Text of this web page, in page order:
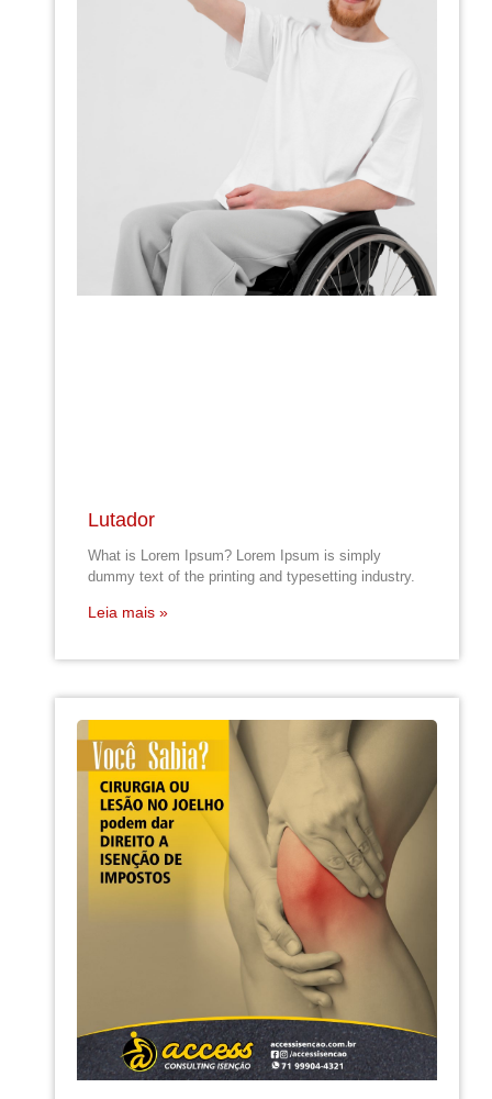
Lutador
What is Lorem Ipsum? Lorem Ipsum is simply
dummy text of the printing and typesetting industry.
Leia mais »